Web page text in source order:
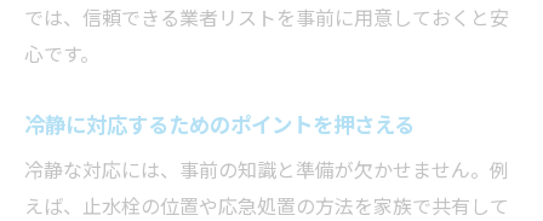
では、信頼できる業者リストを事前に用意しておくと安
心です。
冷静に対応するためのポイントを押さえる
冷静な対応には、事前の知識と準備が欠かせません。例
えば、止水栓の位置や応急処置の方法を家族で共有して